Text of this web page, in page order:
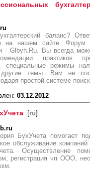
баланс?
на нашем сайте. Форум
- Glbyh.Ru. Вы всегда
практиков
специальные режимы
другие темы. Вам не
простой системе
03.12.2012
[ru]
БухУчета помогает
обслуживание
Осуществление
регистрация чп ООО,